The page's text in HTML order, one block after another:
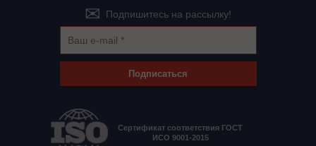
Подпишитесь на рассылку!
Подписаться
Сертификат соответствия ГОСТ
ИСО 9001-2015